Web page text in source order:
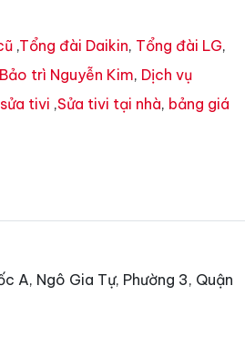
,Tổng đài Daikin, Tổng đài LG,
Bảo trì Nguyễn Kim, Dịch vụ
tivi ,Sửa tivi tại nhà, bảng giá
A, Ngô Gia Tự, Phường 3, Quận